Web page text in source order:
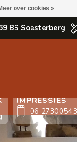
BS Soesterberg
IMPRESSIES
06 27300543
over cookies »